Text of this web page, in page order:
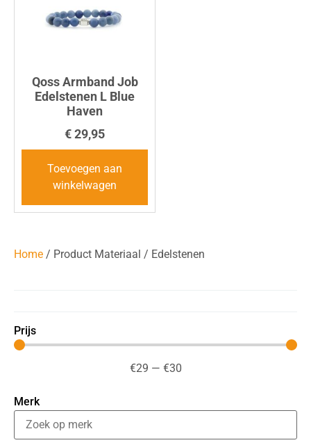
Prijs
€29 — €30
Merk
Qoss Armband Job
Edelstenen L Blue
Haven
€29,95
Toevoegen aan
winkelwagen
Home / Product Materiaal / Edelstenen